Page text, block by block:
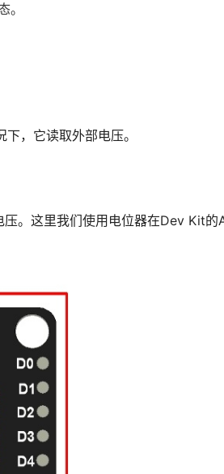
下，它读取外部电压。
。这里我们使用电位器在Dev Kit的